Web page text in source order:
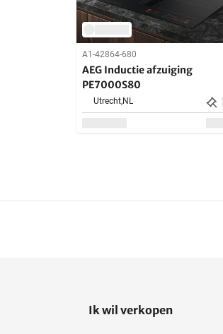
A1-42864-680
AEG Inductie afzuiging
PE7000S80
Utrecht,NL
Ik wil verkopen